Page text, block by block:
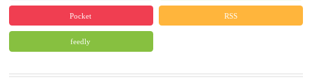
Pocket RSS
feedly